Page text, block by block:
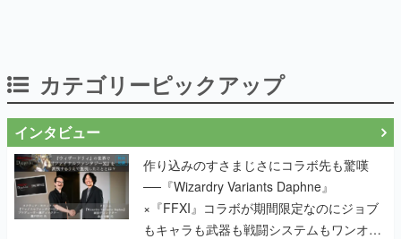
作り込みのすさまじさにコラボ先も驚嘆
──『Wizardry Variants Daphne』
もキャラも武器も戦闘システムもワンオフ
で作り込まれた理由を両ディレクターに聞
く
『TATSUJIN』の弓削雅稔×『ライデンファ
イターズ』の齋藤貴幸──かつて縦シュー全